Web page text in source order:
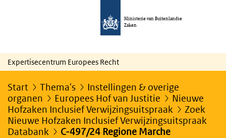
Ministerie van Buitenlandse
Zaken
Expertisecentrum Europees Recht
Start Thema's
Instellingen & overige
organen
Europees Hof van Justitie
Nieuwe
Hofzaken Inclusief Verwijzingsuitspraak
Zoek
Nieuwe Hofzaken Inclusief Verwijzingsuitspraak
Databank
C-497/24 Regione Marche